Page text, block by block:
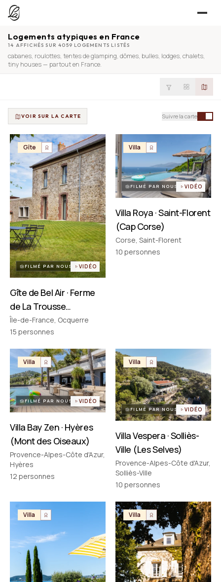
JE CHERCHE
TROUVER UN LIEU
Séjours, tournages, événements — l’annuaire
PROPOSER MON LIEU
Annuaire + reportage photo-vidéo, 0 % commission
Déjà référencé ?Espace pro
Offre conciergeries
Offre agences immobilières
EXPLORER
JOURNAL
Lieux, idées et art de vivre
OUTILS GRATUITS
Simulateurs & scrapers — aucun compte
PARTENAIRES
Réseau choisi un par un
UNE QUESTION ?
Logements atypiques en France
14 AFFICHÉS SUR 4059 LOGEMENTS LISTÉS
cabanes, roulottes, tentes de glamping, dômes, bulles, lodges, chalets,
tiny houses— partout en France.
VOIR SUR LA CARTE Suivre la carte
Gîte
FILMÉ PAR NOUS VIDÉO
Gîte de Bel Air · Ferme
de La Trousse
(Ocquerre)
Île-de-France, Ocquerre
15 personnes
Villa
FILMÉ PAR NOUS VIDÉO
Villa Roya · Saint-Florent
(Cap Corse)
Corse, Saint-Florent
10 personnes
Villa
FILMÉ PAR NOUS VIDÉO
Villa Bay Zen · Hyères
(Mont des Oiseaux)
Provence-Alpes-Côte d'Azur,
Hyères
12 personnes
Villa
FILMÉ PAR NOUS VIDÉO
Villa Vespera · Solliès-
Ville (Les Selves)
Provence-Alpes-Côte d'Azur,
Solliès-Ville
10 personnes
Villa Villa